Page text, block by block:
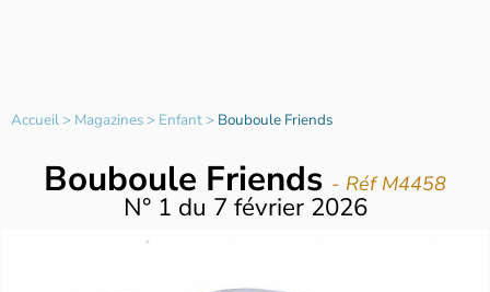
Accueil> Magazines> Enfant> Bouboule Friends
Bouboule Friends - Réf M4458
N° 1 du 7 février 2026